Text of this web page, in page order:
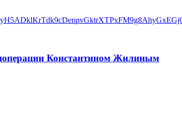
Константином Жилиным